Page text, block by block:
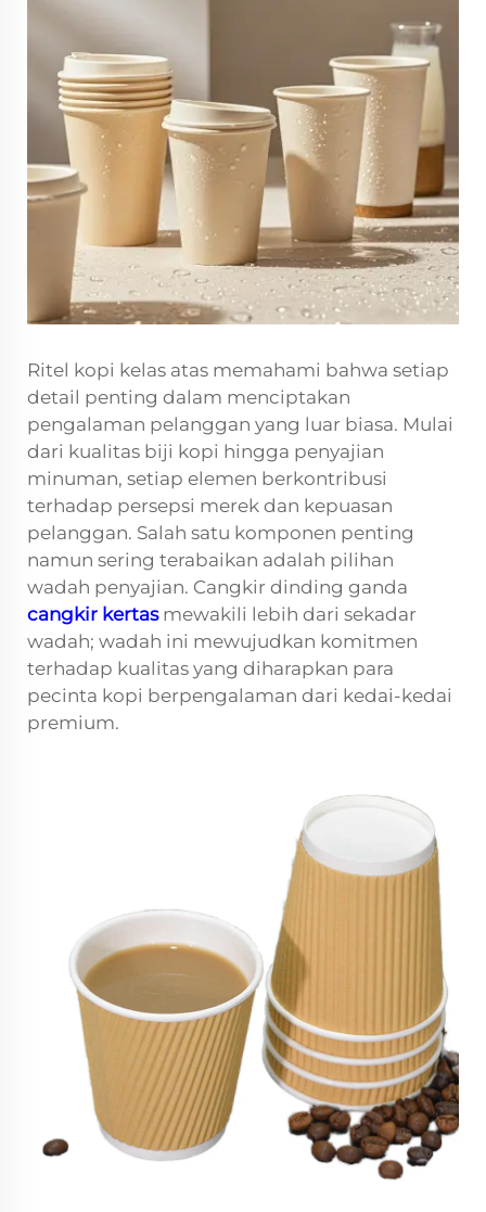
Ritel kopi kelas atas memahami bahwa setiap
detail penting dalam menciptakan
pengalaman pelanggan yang luar biasa. Mulai
dari kualitas biji kopi hingga penyajian
minuman, setiap elemen berkontribusi
terhadap persepsi merek dan kepuasan
pelanggan. Salah satu komponen penting
namun sering terabaikan adalah pilihan
wadah penyajian. Cangkir dinding ganda
cangkir kertas mewakili lebih dari sekadar
wadah; wadah ini mewujudkan komitmen
terhadap kualitas yang diharapkan para
pecinta kopi berpengalaman dari kedai-kedai
premium.